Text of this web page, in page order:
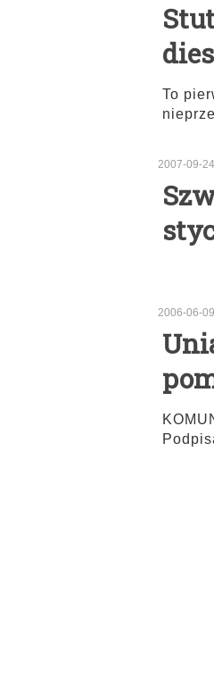
To
2007-09-24
2006-06-09